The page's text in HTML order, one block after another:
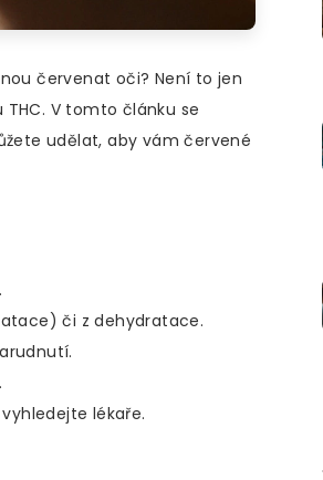
červenat oči? Není to jen
V tomto článku se
udělat, aby vám červené
či z dehydratace.
lékaře.